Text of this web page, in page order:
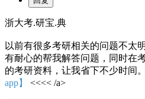
浙大考.研宝.典
以前有很多考研相关的问题不太
有耐心的帮我解答问题，同时在
的考研资料，让我省下不少时间
app】
<<<< /a>